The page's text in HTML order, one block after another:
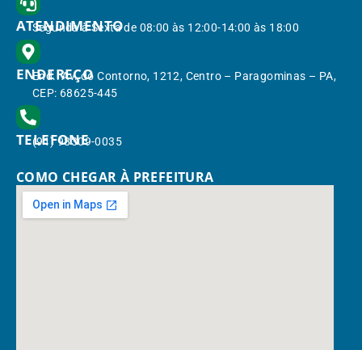
ATENDIMENTO
Segunda à Sexta de 08:00 às 12:00-14:00 às 18:00
ENDEREÇO
End.: Av. do Contorno, 1212, Centro – Paragominas – PA,
CEP: 68625-445
TELEFONE
(91) 98309-0035
COMO CHEGAR À PREFEITURA